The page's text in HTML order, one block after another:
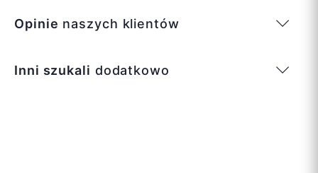
Opinie naszych klientów
Inni szukali dodatkowo